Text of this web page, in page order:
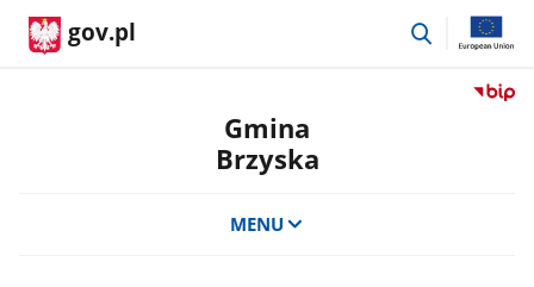
gov.pl
przejdź
Przejdź
Gmina
Brzyska
MENU